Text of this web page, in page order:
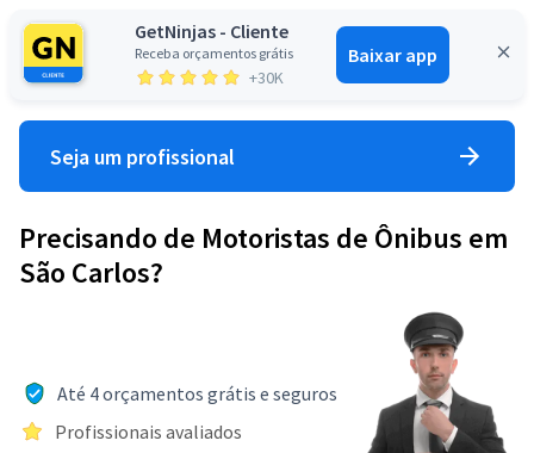
GetNinjas - Cliente
Receba orçamentos grátis
+30K
Baixar app
Entrar
Seja um profissional
Precisando de Motoristas de Ônibus em
São Carlos?
Até 4 orçamentos grátis e seguros
Profissionais avaliados